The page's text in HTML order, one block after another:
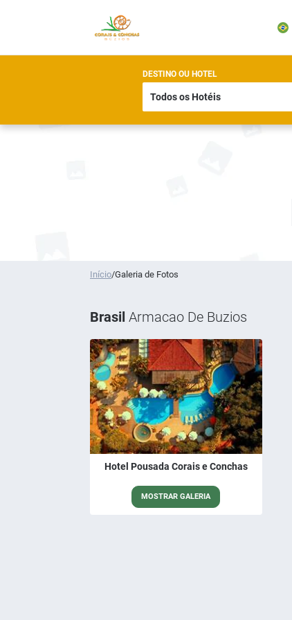
DESTINO OU HOTEL
Início/Galeria de Fotos
Brasil Armacao De Buzios
Hotel Pousada Corais e Conchas
MOSTRAR GALERIA